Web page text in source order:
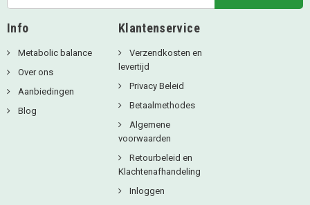
Info
Metabolic balance
Over ons
Aanbiedingen
Blog
Klantenservice
Verzendkosten en
levertijd
Privacy Beleid
Betaalmethodes
Algemene
voorwaarden
Retourbeleid en
Klachtenafhandeling
Inloggen